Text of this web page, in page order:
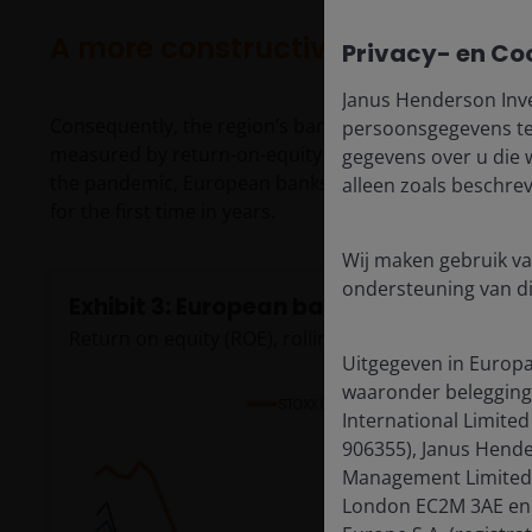
A more constructive operating
Consequently, the region’s banks have been
measured by return-on-equity (ROE) levels. After
the pandemic, European banks have closed the gap
Exhibit 3: European banks have
Privacy- en
Janus Henderson
persoonsgegevens
gegevens over u die
alleen zoals
Wij maken gebruik
ondersteuning van
Uitgegeven in
waaronder
International
906355), Janus
Management
London EC2M 3AE